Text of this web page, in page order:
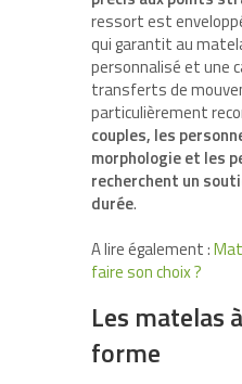
ressort est
qui garantit au
personnalisé et une
transferts de
particulièrement
couples, les
morphologie et les
recherchent un
durée.
A lire également :
faire son choix ?
Les matelas
forme